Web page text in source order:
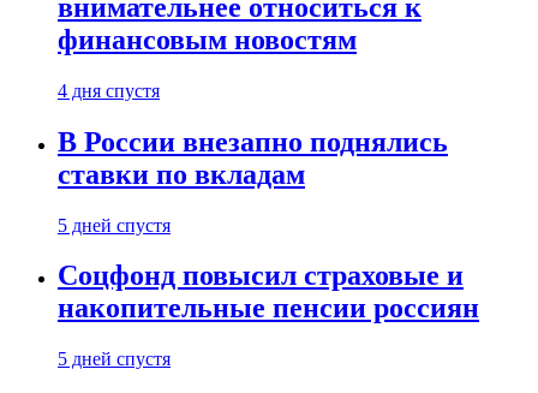
внимательнее относиться к
финансовым новостям
4 дня спустя
В России внезапно поднялись
ставки по вкладам
5 дней спустя
Соцфонд повысил страховые и
накопительные пенсии россиян
5 дней спустя